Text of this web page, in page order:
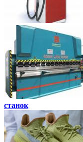
станок